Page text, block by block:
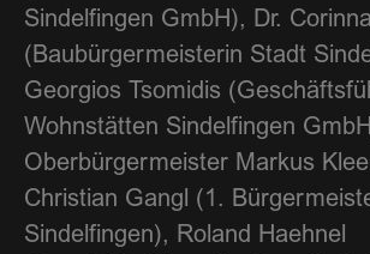
Sindelfingen GmbH), Dr.
(Baubürgermeisterin Stadt
Georgios Tsomidis
Wohnstätten Sindelfingen
Oberbürgermeister Markus
Christian Gangl (1.
Sindelfingen), Roland Haehnel